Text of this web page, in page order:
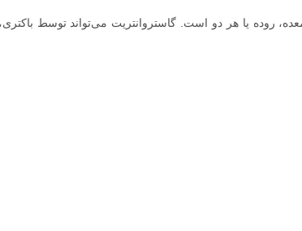
روده یا هر دو است. گاستروانتریت می‌تواند توسط